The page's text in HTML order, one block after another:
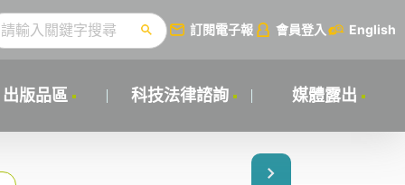
訂閱電子報 會員登入 English
出版品區 科技法律諮詢 媒體露出